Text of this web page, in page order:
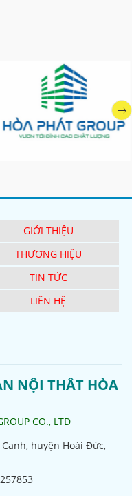
GIỚI THIỆU
THƯƠNG HIỆU
TIN TỨC
LIÊN HỆ
NỘI THẤT HÒA
CO., LTD
huyện Hoài Đức,